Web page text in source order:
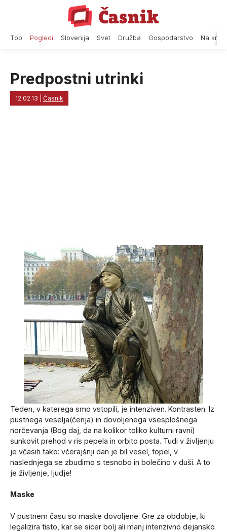
Top Pogledi Slovenija Svet Družba Gospodarstvo Na
Predpostni utrinki
12.02.13 Časnik
Teden, v katerega smo vstopili, je intenziven. Kontrasten. Iz
pustnega veselja(čenja) in dovoljenega vsesplošnega
norčevanja (Bog daj, da na kolikor toliko kulturni ravni)
sunkovit prehod v ris pepela in orbito posta. Tudi v življenju
je včasih tako: včerajšnji dan je bil vesel, topel, v
naslednjega se zbudimo s tesnobo in bolečino v duši. A to
je življenje, ljudje!
Maske
V pustnem času so maske dovoljene. Gre za obdobje, ki
legalizira tisto, kar se sicer bolj ali manj intenzivno dejansko